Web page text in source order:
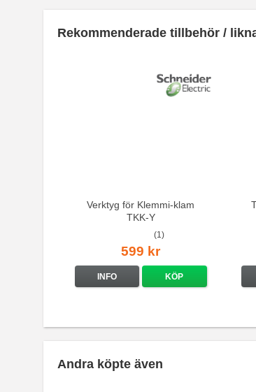
Rekommenderade tillbehör /
Verktyg för Klemmi-klam
TKK-Y
(1)
599 kr
INFO KÖP
Andra köpte även